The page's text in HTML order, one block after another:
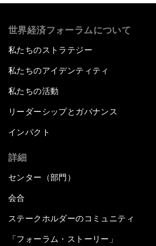
世界経済フォーラムについて
私たちのストラテジー
私たちのアイデンティティ
私たちの活動
リーダーシップとガバナンス
インパクト
詳細
センター（部門）
会合
ステークホルダーのコミュニティ
「フォーラム・ストーリー」